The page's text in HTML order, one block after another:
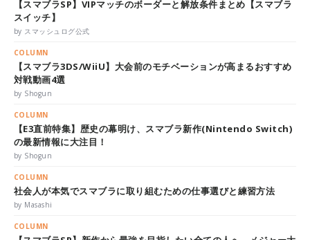
【スマブラSP】VIPマッチのボーダーと解放条件まとめ【スマブラ
スイッチ】
by スマッシュログ公式
COLUMN
【スマブラ3DS/WiiU】大会前のモチベーションが高まるおすすめ
対戦動画4選
by Shogun
COLUMN
【E3直前特集】歴史の幕明け、スマブラ新作(Nintendo Switch)
の最新情報に大注目！
by Shogun
COLUMN
社会人が本気でスマブラに取り組むための仕事選びと練習方法
by Masashi
COLUMN